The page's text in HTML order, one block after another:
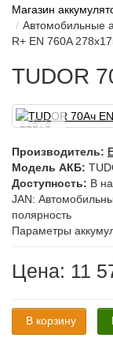
Магазин
Автомобильные
R+ EN 760A
TUDOR
11576
Производитель:
Модель АКБ:
Доступность: В
JAN:
полярность
Параметры
Цена: 11
В корзину